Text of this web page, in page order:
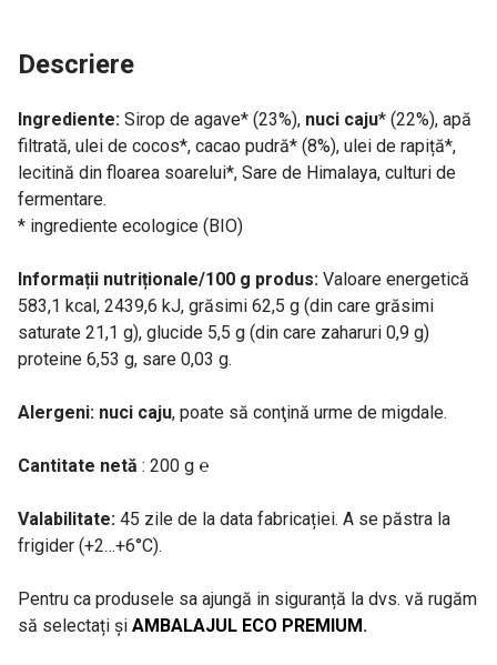
Descriere
Ingrediente: Sirop de agave* (23%), nuci caju* (22%), apă
filtrată, ulei de cocos*, cacao pudră* (8%), ulei de rapiță*,
lecitină din floarea soarelui*, Sare de Himalaya, culturi de
fermentare.
* ingrediente ecologice (BIO)
Informații nutriționale/100 g produs: Valoare energetică
583,1 kcal, 2439,6 kJ, grăsimi 62,5 g (din care grăsimi
saturate 21,1 g), glucide 5,5 g (din care zaharuri 0,9 g)
proteine 6,53 g, sare 0,03 g.
Alergeni: nuci caju, poate să conţină urme de migdale.
Cantitate netă : 200 g ℮
Valabilitate: 45 zile de la data fabricației. A se păstra la
frigider (+2…+6°C).
Pentru ca produsele sa ajungă in siguranță la dvs. vă rugăm
să selectați și AMBALAJUL ECO PREMIUM .